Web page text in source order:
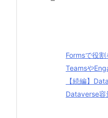
Formsで役
Teamsや
【続編】
Dataverse容